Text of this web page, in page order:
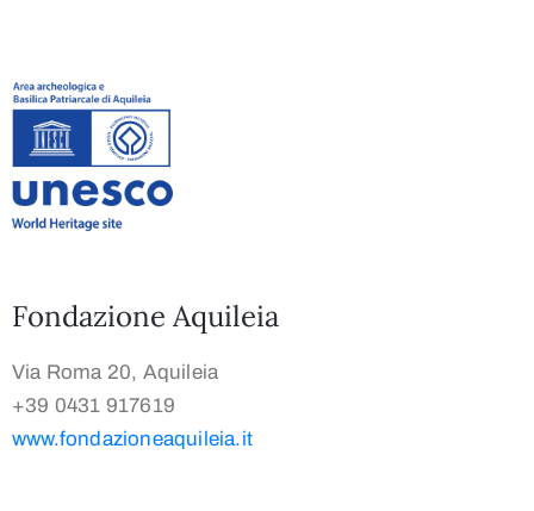
Fondazione Aquileia
Via Roma 20, Aquileia
+39 0431 917619
www.fondazioneaquileia.it